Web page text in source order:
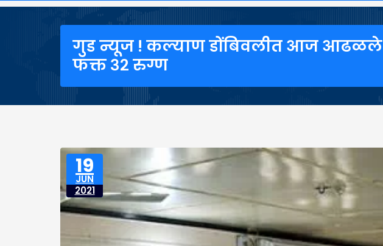
गुड न्यूज ! कल्याण डोंबिवलीत आज आढळले
फक्त ३२ रुग्ण
19
JUN
2021